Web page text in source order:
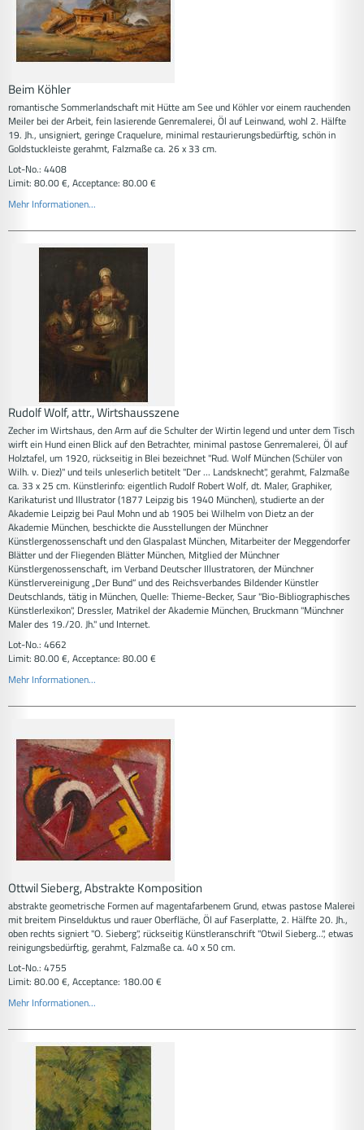
Beim Köhler
romantische Sommerlandschaft mit Hütte am See und Köhler vor einem rauchenden
Meiler bei der Arbeit, fein lasierende Genremalerei, Öl auf Leinwand, wohl 2. Hälfte
19. Jh., unsigniert, geringe Craquelure, minimal restaurierungsbedürftig, schön in
Goldstuckleiste gerahmt, Falzmaße ca. 26 x 33 cm.
Lot-No.: 4408
Limit: 80.00 €, Acceptance: 80.00 €
Mehr Informationen...
Rudolf Wolf, attr., Wirtshausszene
Zecher im Wirtshaus, den Arm auf die Schulter der Wirtin legend und unter dem Tisch
wirft ein Hund einen Blick auf den Betrachter, minimal pastose Genremalerei, Öl auf
Holztafel, um 1920, rückseitig in Blei bezeichnet "Rud. Wolf München (Schüler von
Wilh. v. Diez)" und teils unleserlich betitelt "Der ... Landsknecht", gerahmt, Falzmaße
ca. 33 x 25 cm. Künstlerinfo: eigentlich Rudolf Robert Wolf, dt. Maler, Graphiker,
Karikaturist und Illustrator (1877 Leipzig bis 1940 München), studierte an der
Akademie Leipzig bei Paul Mohn und ab 1905 bei Wilhelm von Dietz an der
Akademie München, beschickte die Ausstellungen der Münchner
Künstlergenossenschaft und den Glaspalast München, Mitarbeiter der Meggendorfer
Blätter und der Fliegenden Blätter München, Mitglied der Münchner
Künstlergenossenschaft, im Verband Deutscher Illustratoren, der Münchner
Künstlervereinigung „Der Bund“ und des Reichsverbandes Bildender Künstler
Deutschlands, tätig in München, Quelle: Thieme-Becker, Saur "Bio-Bibliographisches
Künstlerlexikon", Dressler, Matrikel der Akademie München, Bruckmann "Münchner
Maler des 19./20. Jh." und Internet.
Lot-No.: 4662
Limit: 80.00 €, Acceptance: 80.00 €
Mehr Informationen...
Ottwil Sieberg, Abstrakte Komposition
abstrakte geometrische Formen auf magentafarbenem Grund, etwas pastose Malerei
mit breitem Pinselduktus und rauer Oberfläche, Öl auf Faserplatte, 2. Hälfte 20. Jh.,
oben rechts signiert "O. Sieberg", rückseitig Künstleranschrift "Otwil Sieberg...", etwas
reinigungsbedürftig, gerahmt, Falzmaße ca. 40 x 50 cm.
Lot-No.: 4755
Limit: 80.00 €, Acceptance: 180.00 €
Mehr Informationen...